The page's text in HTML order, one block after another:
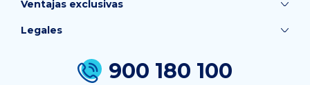
Ventajas exclusivas
900 180 100
Legales